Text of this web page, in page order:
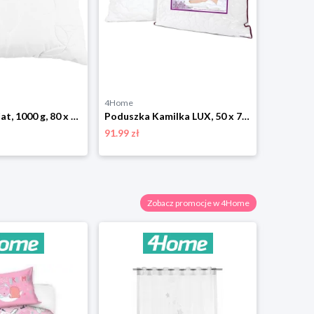
Poduszka Kwiat, 1000 g, 80 x 80 cm Bellatex
4Home
Poduszka Kamilka LUX, 50 x 70 cm Bellatex
91.99 zł
Zobacz promocje w 4Home